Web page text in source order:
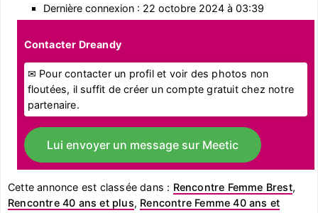
Dernière connexion : 22 octobre 2024 à 03:39
Contacter Dreandy
✉ Pour contacter un profil et voir des photos non
floutées, il suffit de créer un compte gratuit chez notre
partenaire.
Lui envoyer un message sur Meetic
Cette annonce est classée dans : Rencontre Femme Brest,
Rencontre 40 ans et plus, Rencontre Femme 40 ans et